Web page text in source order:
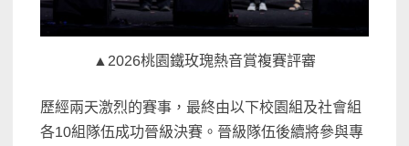
▲2026桃園鐵玫瑰熱音賞複賽評審
歷經兩天激烈的賽事，最終由以下校園組及社會組
各10組隊伍成功晉級決賽。晉級隊伍後續將參與專